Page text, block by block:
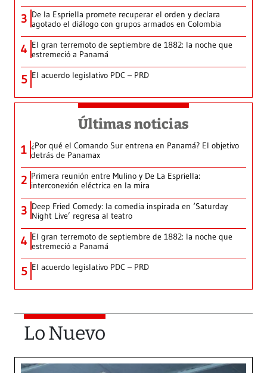
3 De la Espriella promete recuperar el orden y declara
agotado el diálogo con grupos armados en Colombia
4 El gran terremoto de septiembre de 1882: la noche que
estremeció a Panamá
5 El acuerdo legislativo PDC – PRD
Últimas noticias
1 ¿Por qué el Comando Sur entrena en Panamá? El objetivo
detrás de Panamax
2 Primera reunión entre Mulino y De La Espriella:
interconexión eléctrica en la mira
3 Deep Fried Comedy: la comedia inspirada en ‘Saturday
Night Live’ regresa al teatro
4 El gran terremoto de septiembre de 1882: la noche que
estremeció a Panamá
5 El acuerdo legislativo PDC – PRD
Lo Nuevo